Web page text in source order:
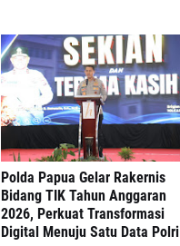
Polda Papua Gelar Rakernis
Bidang TIK Tahun Anggaran
2026, Perkuat Transformasi
Digital Menuju Satu Data Polri